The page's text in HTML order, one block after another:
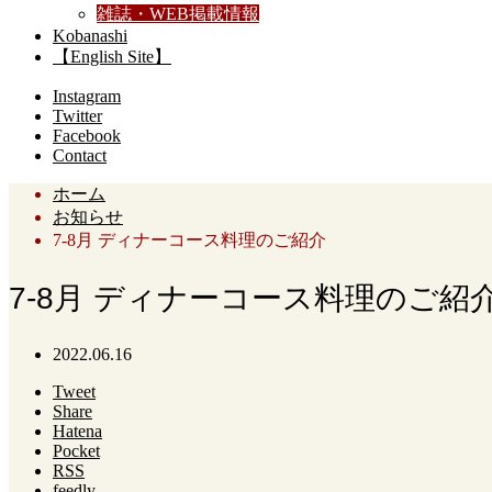
雑誌・WEB掲載情報
Kobanashi
【English Site】
Instagram
Twitter
Facebook
Contact
ホーム
お知らせ
7-8月 ディナーコース料理のご紹介
7-8月 ディナーコース料理のご紹
2022.06.16
Tweet
Share
Hatena
Pocket
RSS